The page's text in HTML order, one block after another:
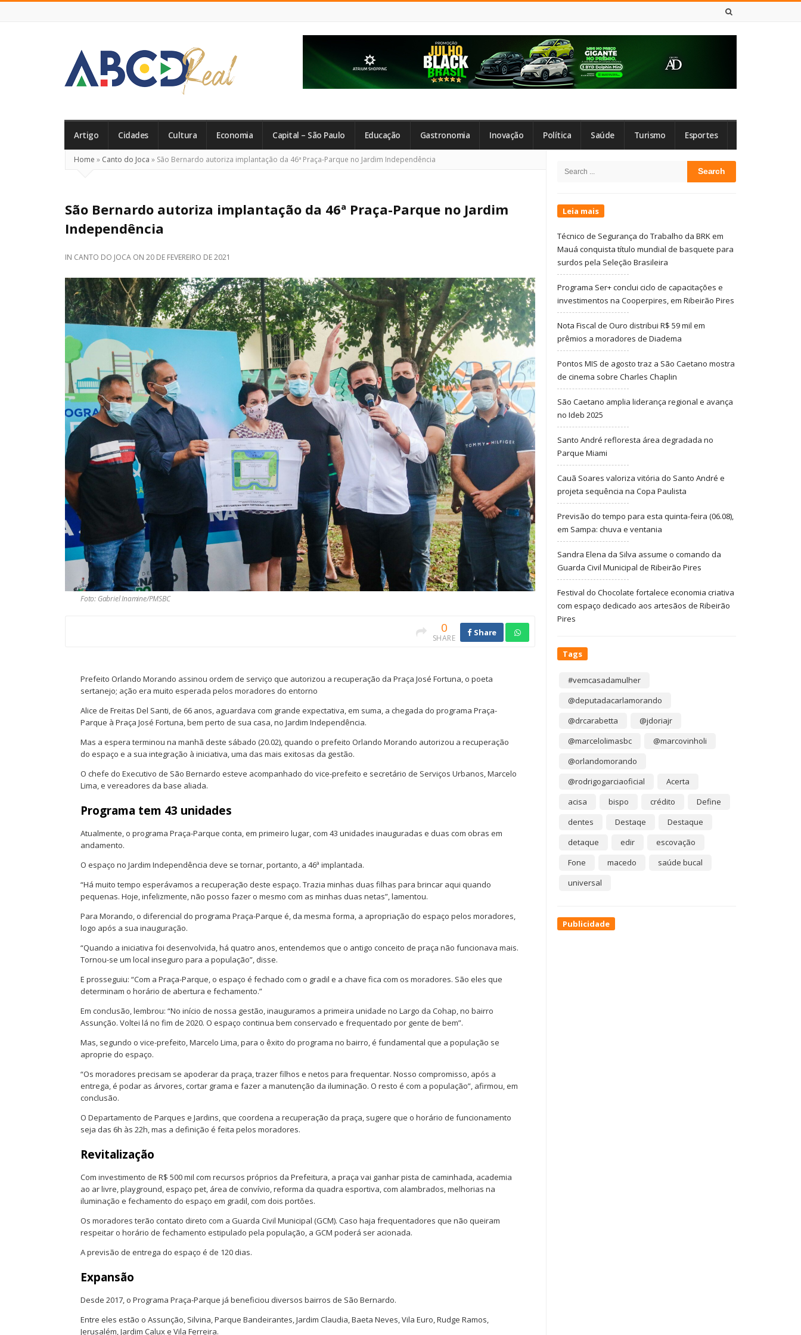
Real
Artigo Cidades Cultura Economia Capital – São Paulo Educação Gastronomia Inovação Política Saúde Turismo Esportes
Home » Canto do Joca » São Bernardo autoriza implantação da 46ª Praça-Parque no Jardim Independência
São Bernardo autoriza implantação da 46ª Praça-Parque no Jardim
Independência
IN CANTO DO JOCA ON 20 DE FEVEREIRO DE 2021
Foto: Gabriel Inamine/PMSBC
0
SHARE
Share
Prefeito Orlando Morando assinou ordem de serviço que autorizou a recuperação da Praça José Fortuna, o poeta
sertanejo; ação era muito esperada pelos moradores do entorno
Alice de Freitas Del Santi, de 66 anos, aguardava com grande expectativa, em suma, a chegada do programa Praça-
Parque à Praça José Fortuna, bem perto de sua casa, no Jardim Independência.
Mas a espera terminou na manhã deste sábado (20.02), quando o prefeito Orlando Morando autorizou a recuperação
do espaço e a sua integração à iniciativa, uma das mais exitosas da gestão.
O chefe do Executivo de São Bernardo esteve acompanhado do vice-prefeito e secretário de Serviços Urbanos, Marcelo
Lima, e vereadores da base aliada.
Programa tem 43 unidades
Atualmente, o programa Praça-Parque conta, em primeiro lugar, com 43 unidades inauguradas e duas com obras em
andamento.
O espaço no Jardim Independência deve se tornar, portanto, a 46ª implantada.
“Há muito tempo esperávamos a recuperação deste espaço. Trazia minhas duas filhas para brincar aqui quando
pequenas. Hoje, infelizmente, não posso fazer o mesmo com as minhas duas netas”, lamentou.
Para Morando, o diferencial do programa Praça-Parque é, da mesma forma, a apropriação do espaço pelos moradores,
logo após a sua inauguração.
“Quando a iniciativa foi desenvolvida, há quatro anos, entendemos que o antigo conceito de praça não funcionava mais.
Tornou-se um local inseguro para a população”, disse.
E prosseguiu: “Com a Praça-Parque, o espaço é fechado com o gradil e a chave fica com os moradores. São eles que
determinam o horário de abertura e fechamento.”
Em conclusão, lembrou: “No início de nossa gestão, inauguramos a primeira unidade no Largo da Cohap, no bairro
Assunção. Voltei lá no fim de 2020. O espaço continua bem conservado e frequentado por gente de bem”.
Mas, segundo o vice-prefeito, Marcelo Lima, para o êxito do programa no bairro, é fundamental que a população se
aproprie do espaço.
“Os moradores precisam se apoderar da praça, trazer filhos e netos para frequentar. Nosso compromisso, após a
entrega, é podar as árvores, cortar grama e fazer a manutenção da iluminação. O resto é com a população”, afirmou, em
conclusão.
O Departamento de Parques e Jardins, que coordena a recuperação da praça, sugere que o horário de funcionamento
seja das 6h às 22h, mas a definição é feita pelos moradores.
Revitalização
Com investimento de R$ 500 mil com recursos próprios da Prefeitura, a praça vai ganhar pista de caminhada, academia
ao ar livre, playground, espaço pet, área de convívio, reforma da quadra esportiva, com alambrados, melhorias na
iluminação e fechamento do espaço em gradil, com dois portões.
Os moradores terão contato direto com a Guarda Civil Municipal (GCM). Caso haja frequentadores que não queiram
respeitar o horário de fechamento estipulado pela população, a GCM poderá ser acionada.
A previsão de entrega do espaço é de 120 dias.
Expansão
Desde 2017, o Programa Praça-Parque já beneficiou diversos bairros de São Bernardo.
Entre eles estão o Assunção, Silvina, Parque Bandeirantes, Jardim Claudia, Baeta Neves, Vila Euro, Rudge Ramos,
Jerusalém, Jardim Calux e Vila Ferreira.
Sidebar
Search
Leia mais
Técnico de Segurança do Trabalho da BRK em
Mauá conquista título mundial de basquete para
surdos pela Seleção Brasileira
Programa Ser+ conclui ciclo de capacitações e
investimentos na Cooperpires, em Ribeirão Pires
Nota Fiscal de Ouro distribui R$ 59 mil em
prêmios a moradores de Diadema
Pontos MIS de agosto traz a São Caetano mostra
de cinema sobre Charles Chaplin
São Caetano amplia liderança regional e avança
no Ideb 2025
Santo André refloresta área degradada no
Parque Miami
Cauã Soares valoriza vitória do Santo André e
projeta sequência na Copa Paulista
Previsão do tempo para esta quinta-feira (06.08),
em Sampa: chuva e ventania
Sandra Elena da Silva assume o comando da
Guarda Civil Municipal de Ribeirão Pires
Festival do Chocolate fortalece economia criativa
com espaço dedicado aos artesãos de Ribeirão
Pires
Tags
#vemcasadamulher
@deputadacarlamorando
@drcarabetta
@jdoriajr
@marcelolimasbc
@marcovinholi
@orlandomorando
@rodrigogarciaoficial
Acerta
acisa
bispo crédito
Define
dentes
Destaqe
Destaque
detaque
edir
escovação
Fone
macedo
saúde bucal
universal
Publicidade